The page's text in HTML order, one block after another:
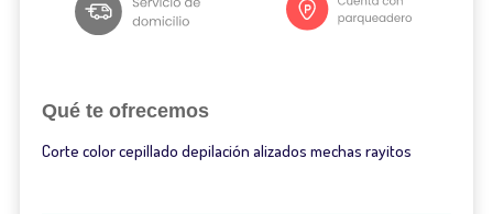
Qué te ofrecemos
Corte color cepillado depilación alizados mechas rayitos